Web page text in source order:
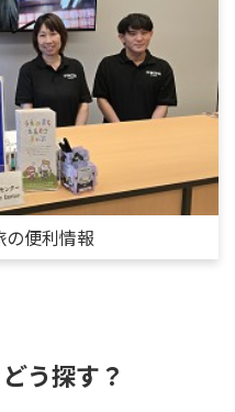
便利情報
う探す？